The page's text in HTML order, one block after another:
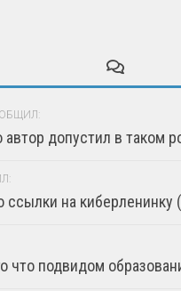
автор допустил в таком
ссылки на киберленинку
что подвидом